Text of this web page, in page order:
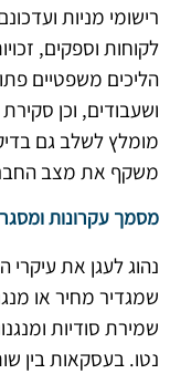
רישומי מניות
לקוחות וספקים,
הליכים משפטיים
ושעבודים, וכן
מומלץ לשלב גם
משקף את מצב
מסמך עקרונות
נהוג לעגן את
שמגדיר מחיר או
שמירת סודיות
נטו. בעסקאות בין